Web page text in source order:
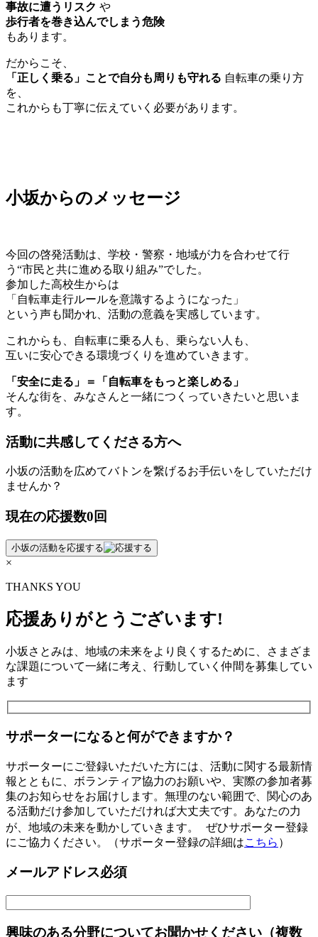
事故に遭うリスク や
歩行者を巻き込んでしまう危険
もあります。
だからこそ、
「正しく乗る」ことで自分も周りも守れる 自転車の乗り方
を、
これからも丁寧に伝えていく必要があります。
小坂からのメッセージ
今回の啓発活動は、学校・警察・地域が力を合わせて行
う“市民と共に進める取り組み”でした。
参加した高校生からは
「自転車走行ルールを意識するようになった」
という声も聞かれ、活動の意義を実感しています。
これからも、自転車に乗る人も、乗らない人も、
互いに安心できる環境づくりを進めていきます。
「安全に走る」＝「自転車をもっと楽しめる」
そんな街を、みなさんと一緒につくっていきたいと思いま
す。
活動に共感してくださる方へ
小坂の活動を広めてバトンを繋げるお手伝いをしていただけ
ませんか？
現在の応援数0回
小坂の活動を応援する
×
THANKS YOU
応援ありがとうございます!
小坂さとみは、地域の未来をより良くするために、さまざま
な課題について一緒に考え、行動していく仲間を募集してい
ます
サポーターになると何ができますか？
サポーターにご登録いただいた方には、活動に関する最新情
報とともに、ボランティア協力のお願いや、実際の参加者募
集のお知らせをお届けします。無理のない範囲で、関心のあ
る活動だけ参加していただければ大丈夫です。あなたの力
が、地域の未来を動かしていきます。 ぜひサポーター登録
にご協力ください。（サポーター登録の詳細はこちら ）
メールアドレス必須
興味のある分野についてお聞かせください（複数